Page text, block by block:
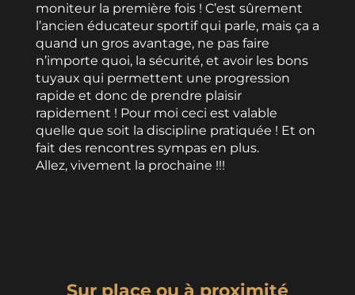
moniteur la première fois ! C’est sûrement
l’ancien éducateur sportif qui parle, mais ça a
quand un gros avantage, ne pas faire
n’importe quoi, la sécurité, et avoir les bons
tuyaux qui permettent une progression
rapide et donc de prendre plaisir
rapidement ! Pour moi ceci est valable
quelle que soit la discipline pratiquée ! Et on
fait des rencontres sympas en plus.
Allez, vivement la prochaine !!!
Sur place ou à proximité